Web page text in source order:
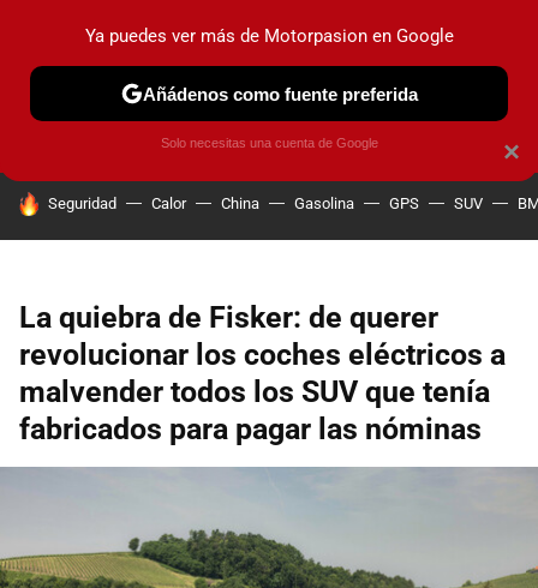
PRUEBAS COCHES ELÉCTRICOS OBSERVATORIO
HOY SE HABLA DE
Seguridad Calor China Gasolina GPS SUV
La quiebra de Fisker: de querer
revolucionar los coches eléctricos a
malvender todos los SUV que tenía
fabricados para pagar las nóminas
×
Ya puedes ver más de Motorpasion en Google
Añádenos como fuente preferida
Solo necesitas una cuenta de Google